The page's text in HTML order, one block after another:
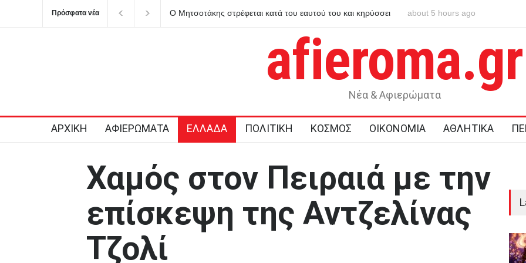
Πρόσφατα νέα
Ο Μητσοτάκης στρέφεται κατά του εαυτού του και κηρύσσει
Χανιά: ΕΔΕ για τους
about 5 hours ago
afieroma.gr
Νέα & Αφιερώματα
ΑΡΧΙΚΗ ΑΦΙΕΡΩΜΑΤΑ ΕΛΛΑΔΑ ΠΟΛΙΤΙΚΗ ΚΟΣΜΟΣ ΟΙΚΟΝΟΜΙΑ ΑΘΛΗΤΙΚΑ
Χαμός στον Πειραιά με την
επίσκεψη της Αντζελίνας
Τζολί